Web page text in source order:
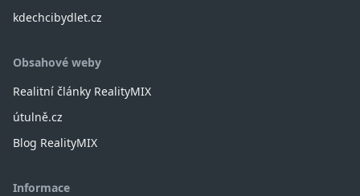
kdechcibydlet.cz
Obsahové weby
Realitní články RealityMIX
útulně.cz
Blog RealityMIX
Informace